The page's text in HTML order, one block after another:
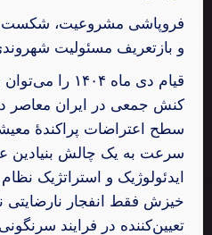
فروپاشی مشروعیت، شکست
و بازتعریف مسئولیت
قیام دی ‌ماه
کنش جمعی در ایران معاصر
سطح اعتراضات پراکندهٔ
‌سرعت به یک چالش بنیادین
ایدئولوژیک و استراتژیک
خیزش فقط انفجار
تعیین‌کننده در فرایند